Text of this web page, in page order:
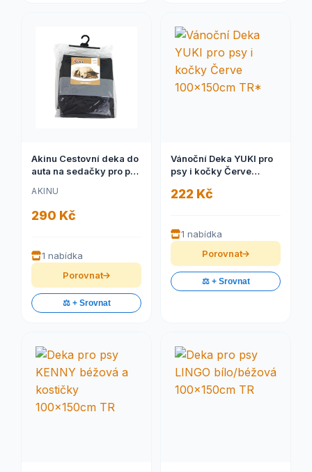
Akinu Cestovní deka do
auta na sedačky pro psy
AKINU
290 Kč
1 nabídka
Porovnat
⚖️ + Srovnat
Vánoční Deka YUKI pro
psy i kočky Červe
222 Kč
1 nabídka
Porovnat
⚖️ + Srovnat